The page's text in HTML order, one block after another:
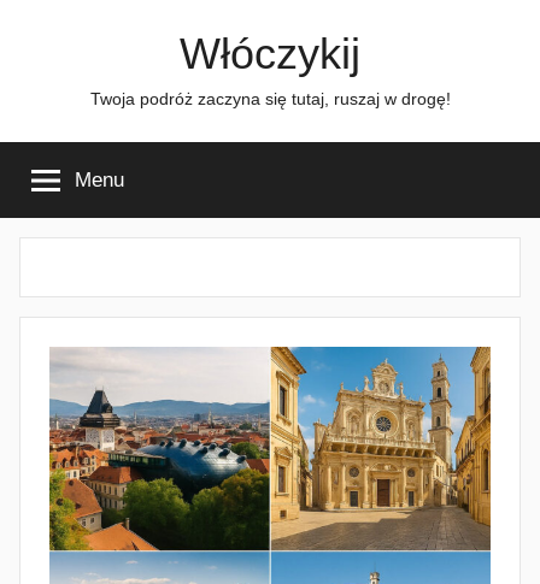
Włóczykij
Twoja podróż zaczyna się tutaj, ruszaj w drogę!
Menu